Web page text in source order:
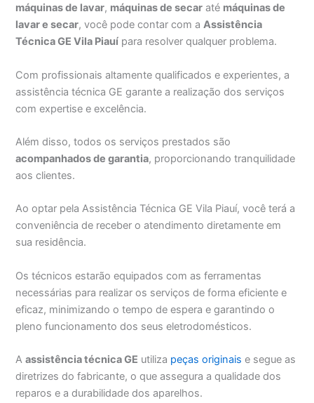
máquinas de lavar, máquinas de secar até máquinas de
lavar e secar, você pode contar com aAssistência
Técnica GE Vila Piauí para resolver qualquer problema.
Com profissionais altamente qualificados e experientes, a
assistência técnica GE garante a realização dos serviços
com expertise e excelência.
Além disso, todos os serviços prestados são
acompanhados de garantia, proporcionando tranquilidade
aos clientes.
Ao optar pela Assistência Técnica GE Vila Piauí, você terá a
conveniência de receber o atendimento diretamente em
sua residência.
Os técnicos estarão equipados com as ferramentas
necessárias para realizar os serviços de forma eficiente e
eficaz, minimizando o tempo de espera e garantindo o
pleno funcionamento dos seus eletrodomésticos.
Aassistência técnica GE utiliza peças originais e segue as
diretrizes do fabricante, o que assegura a qualidade dos
reparos e a durabilidade dos aparelhos.